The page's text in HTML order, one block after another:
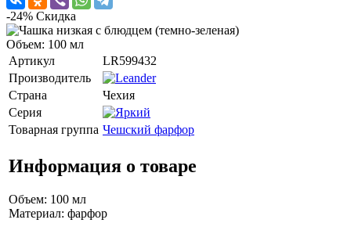
-24% Скидка
Объем: 100 мл
Артикул
LR599432
Производитель
Страна
Чехия
Серия
Товарная группа Чешский фарфор
Информация о товаре
Объем: 100 мл
Материал: фарфор